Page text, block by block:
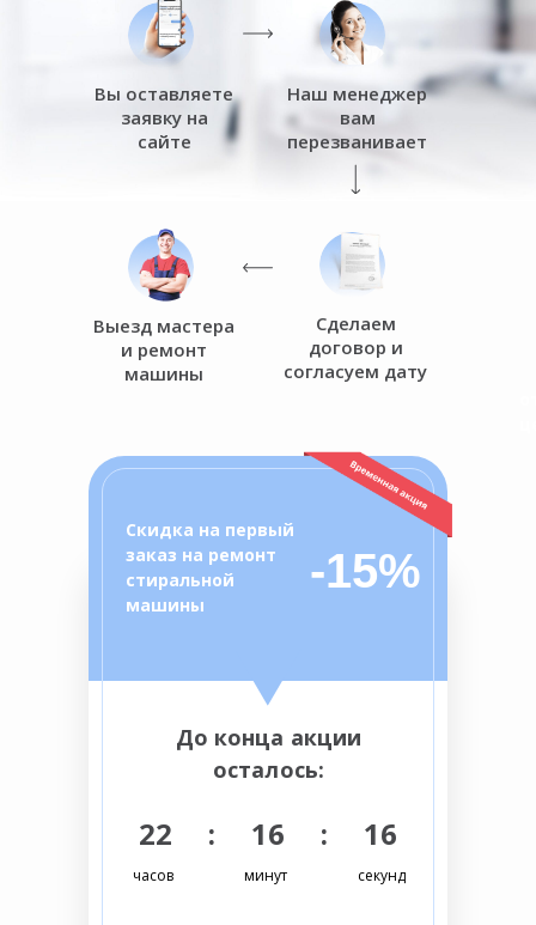
22 : 16 : 16
До конца акции
осталось:
Скидка на первый
заказ на ремонт
стиральной
машины
-15%
секунд
минут
часов
Выезд мастера
и ремонт
машины
Сделаем
договор и
согласуем дату
Наш менеджер
вам
перезванивает
Вы оставляете
заявку на
сайте